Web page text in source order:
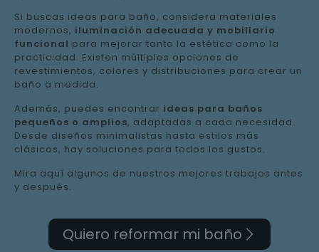
Si buscas ideas para baño, considera materiales
modernos, iluminación adecuada y mobiliario
funcional para mejorar tanto la estética como la
practicidad. Existen múltiples opciones de
revestimientos, colores y distribuciones para crear un
baño a medida.
Además, puedes encontrar ideas para baños
pequeños o amplios, adaptadas a cada necesidad.
Desde diseños minimalistas hasta estilos más
clásicos, hay soluciones para todos los gustos.
Mira aquí algunos de nuestros mejores trabajos antes
y después.
Quiero reformar mi baño